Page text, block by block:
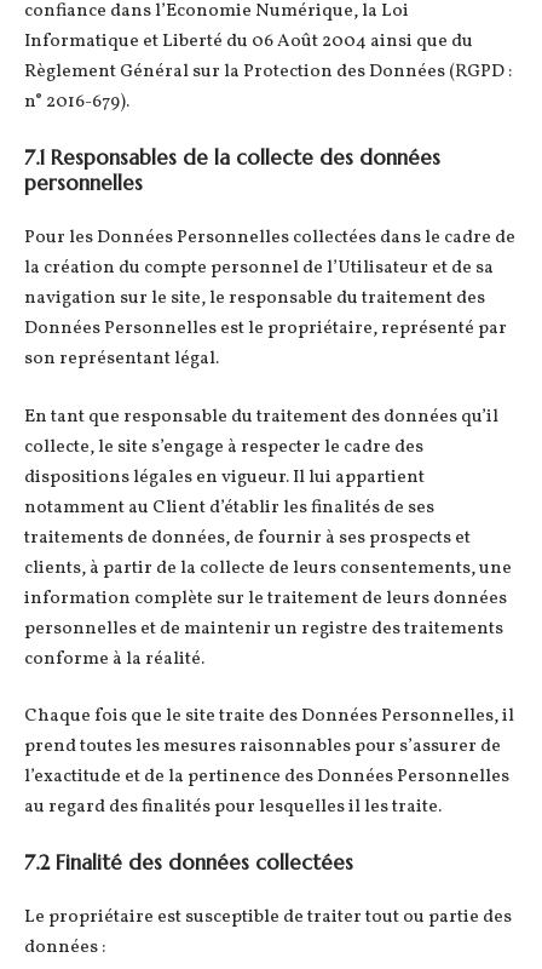
confiance dans l’Economie Numérique, la Loi
Informatique et Liberté du 06 Août 2004 ainsi que du
Règlement Général sur la Protection des Données (RGPD :
n° 2016-679).
7.1 Responsables de la collecte des données
personnelles
Pour les Données Personnelles collectées dans le cadre de
la création du compte personnel de l’Utilisateur et de sa
navigation sur le site, le responsable du traitement des
Données Personnelles est le propriétaire, représenté par
son représentant légal.
En tant que responsable du traitement des données qu’il
collecte, le site s’engage à respecter le cadre des
dispositions légales en vigueur. Il lui appartient
notamment au Client d’établir les finalités de ses
traitements de données, de fournir à ses prospects et
clients, à partir de la collecte de leurs consentements, une
information complète sur le traitement de leurs données
personnelles et de maintenir un registre des traitements
conforme à la réalité.
Chaque fois que le site traite des Données Personnelles, il
prend toutes les mesures raisonnables pour s’assurer de
l’exactitude et de la pertinence des Données Personnelles
au regard des finalités pour lesquelles il les traite.
7.2 Finalité des données collectées
Le propriétaire est susceptible de traiter tout ou partie des
données :